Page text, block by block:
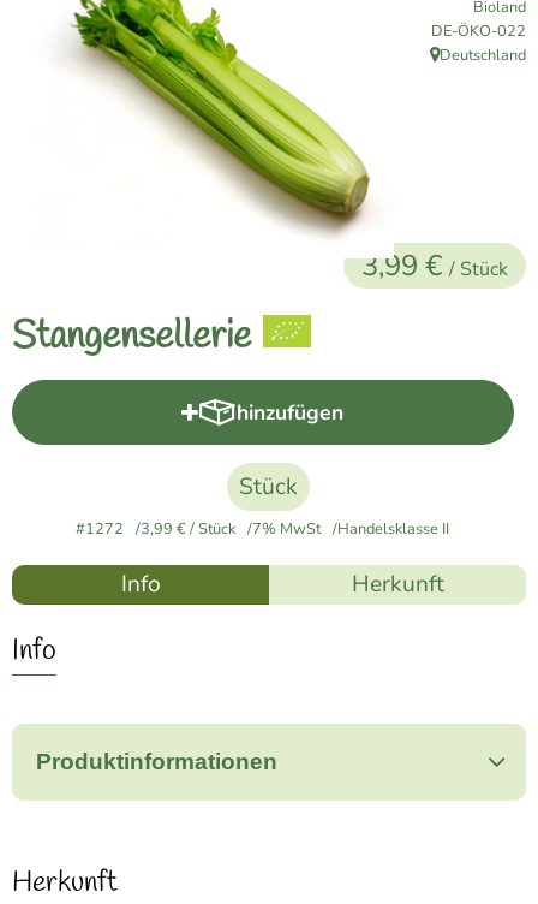
Naturkost
Vegane Küche
Naturkosmetik
Verkauf
Lieferservice
Stangensellerie
3,99 € / Stück
Bioland
, Kontrollstelle:
DE-ÖKO-022
, Herkunft:
Deutschland
hinzufügen
Produkt zum Warenkorb
Stück
#1272 3,99 €/ Stück 7% MwSt Handelsklasse II
Info Herkunft
Info
Produktinformationen
Herkunft